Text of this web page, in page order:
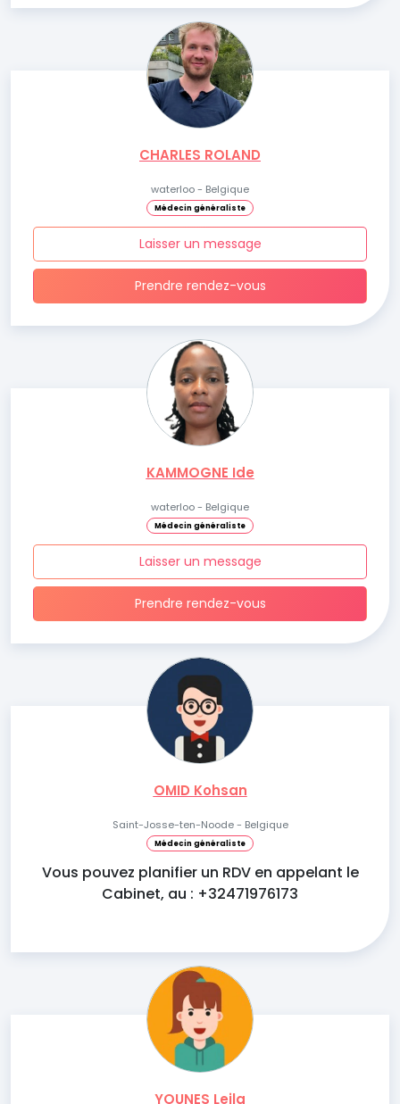
CHARLES ROLAND
waterloo - Belgique
Médecin généraliste
Laisser un message
Prendre rendez-vous
KAMMOGNE Ide
waterloo - Belgique
Médecin généraliste
Laisser un message
Prendre rendez-vous
OMID Kohsan
Saint-Josse-ten-Noode - Belgique
Médecin généraliste
Vous pouvez planifier un RDV en appelant le
Cabinet, au : +32471976173
YOUNES Leila